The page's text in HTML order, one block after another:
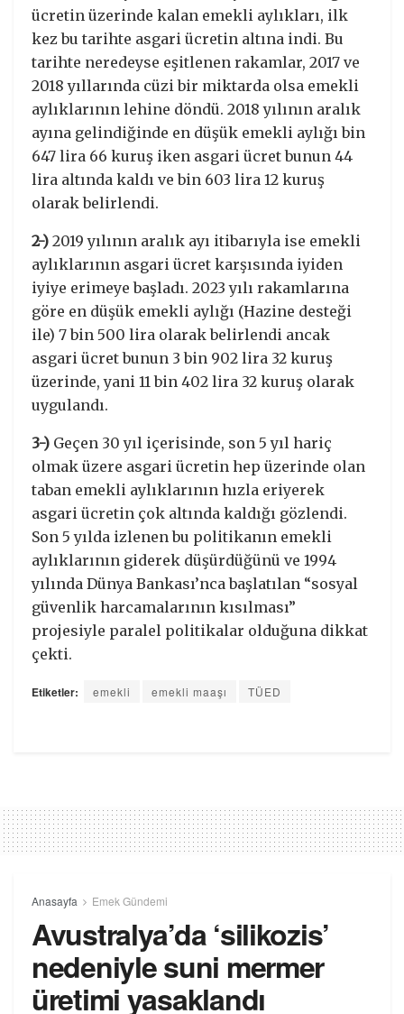
ücretin üzerinde kalan emekli aylıkları, ilk
kez bu tarihte asgari ücretin altına indi. Bu
tarihte neredeyse eşitlenen rakamlar, 2017 ve
2018 yıllarında cüzi bir miktarda olsa emekli
aylıklarının lehine döndü. 2018 yılının aralık
ayına gelindiğinde en düşük emekli aylığı bin
647 lira 66 kuruş iken asgari ücret bunun 44
lira altında kaldı ve bin 603 lira 12 kuruş
olarak belirlendi.
2-) 2019 yılının aralık ayı itibarıyla ise emekli
aylıklarının asgari ücret karşısında iyiden
iyiye erimeye başladı. 2023 yılı rakamlarına
göre en düşük emekli aylığı (Hazine desteği
ile) 7 bin 500 lira olarak belirlendi ancak
asgari ücret bunun 3 bin 902 lira 32 kuruş
üzerinde, yani 11 bin 402 lira 32 kuruş olarak
uygulandı.
3-) Geçen 30 yıl içerisinde, son 5 yıl hariç
olmak üzere asgari ücretin hep üzerinde olan
taban emekli aylıklarının hızla eriyerek
asgari ücretin çok altında kaldığı gözlendi.
Son 5 yılda izlenen bu politikanın emekli
aylıklarının giderek düşürdüğünü ve 1994
yılında Dünya Bankası’nca başlatılan “sosyal
güvenlik harcamalarının kısılması”
projesiyle paralel politikalar olduğuna dikkat
çekti.
Etiketler: emekli emekli maaşı TÜED
Anasayfa Emek Gündemi
Avustralya’da ‘silikozis’
nedeniyle suni mermer
üretimi yasaklandı